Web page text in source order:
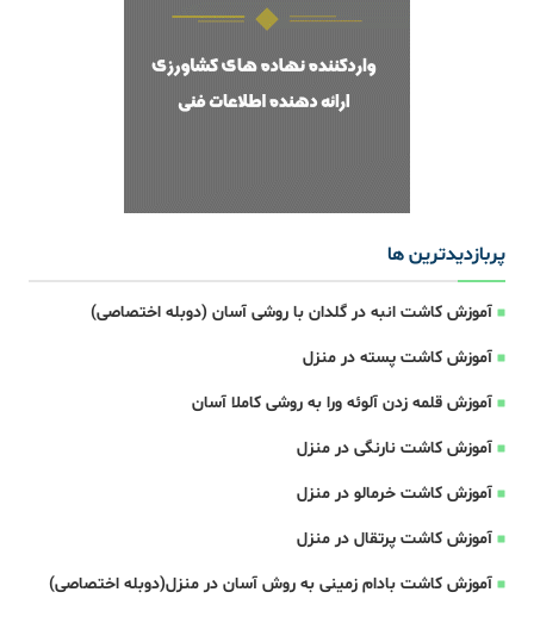
پربازدیدترین ها
آموزش کاشت انبه در گلدان با روشی آسان (دوبله اختصاصی)
آموزش کاشت پسته در منزل
آموزش قلمه زدن آلوئه ورا به روشی کاملا آسان
آموزش کاشت نارنگی در منزل
آموزش کاشت خرمالو در منزل
آموزش کاشت پرتقال در منزل
آموزش کاشت بادام زمینی به روش آسان در منزل(دوبله اختصاصی)